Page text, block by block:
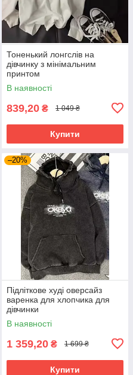
Тоненький лонгслів на
дівчинку з мінімальним
принтом
В наявності
839,20 ₴ 1 049 ₴
Купити
–20%
Підліткове худі оверсайз
варенка для хлопчика для
дівчинки
В наявності
1 359,20 ₴ 1 699 ₴
Купити